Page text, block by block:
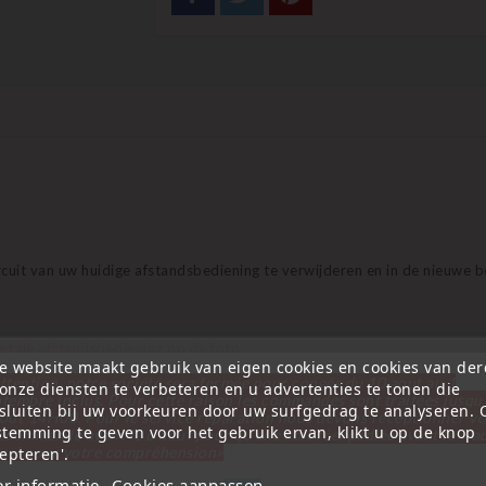
van uw huidige afstandsbediening te verwijderen en in de nieuwe
de afstandsbediening op de foto.
website maakt gebruik van eigen cookies en cookies van
diensten te verbeteren en u advertenties te tonen die
bij uw voorkeuren door uw surfgedrag te analyseren.
te geven voor het gebruik ervan, klikt u op de knop
notre société sera fermée pour congés du 10 aout au 1
inclus. Pour cette raison les commandes sont traitées
14H00. Pour le service réparation nous devons réceptionner
avant le 6 aout pour qu'elle soit réexpédiée avant le 7
pour votre compréhension»